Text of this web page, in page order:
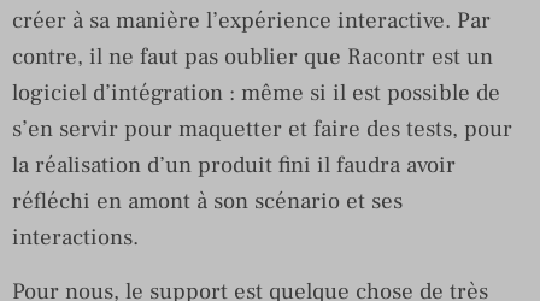
créer à sa manière l’expérience interactive. Par
contre, il ne faut pas oublier que Racontr est un
logiciel d’intégration : même si il est possible de
s’en servir pour maquetter et faire des tests, pour
la réalisation d’un produit fini il faudra avoir
réfléchi en amont à son scénario et ses
interactions.
Pour nous, le support est quelque chose de très